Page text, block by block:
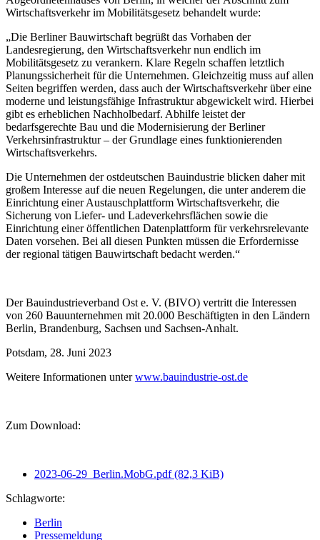
Wirtschaftsverkehr im Mobilitätsgesetz behandelt wurde:
„Die Berliner Bauwirtschaft begrüßt das Vorhaben der
Landesregierung, den Wirtschaftsverkehr nun endlich im
Mobilitätsgesetz zu verankern. Klare Regeln schaffen letztlich
Planungssicherheit für die Unternehmen. Gleichzeitig muss auf allen
Seiten begriffen werden, dass auch der Wirtschaftsverkehr über eine
moderne und leistungsfähige Infrastruktur abgewickelt wird. Hierbei
gibt es erheblichen Nachholbedarf. Abhilfe leistet der
bedarfsgerechte Bau und die Modernisierung der Berliner
Verkehrsinfrastruktur – der Grundlage eines funktionierenden
Wirtschaftsverkehrs.
Die Unternehmen der ostdeutschen Bauindustrie blicken daher mit
großem Interesse auf die neuen Regelungen, die unter anderem die
Einrichtung einer Austauschplattform Wirtschaftsverkehr, die
Sicherung von Liefer- und Ladeverkehrsflächen sowie die
Einrichtung einer öffentlichen Datenplattform für verkehrsrelevante
Daten vorsehen. Bei all diesen Punkten müssen die Erfordernisse
der regional tätigen Bauwirtschaft bedacht werden.“
Der Bauindustrieverband Ost e. V. (BIVO) vertritt die Interessen
von 260 Bauunternehmen mit 20.000 Beschäftigten in den Ländern
Berlin, Brandenburg, Sachsen und Sachsen-Anhalt.
Potsdam, 28. Juni 2023
Weitere Informationen unterwww.bauindustrie-ost.de
Zum Download:
2023-06-29_Berlin.MobG.pdf(82,3 KiB)
Schlagworte:
Berlin
Pressemeldung